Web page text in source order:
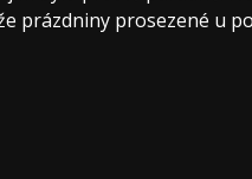
prázdniny prosezené u